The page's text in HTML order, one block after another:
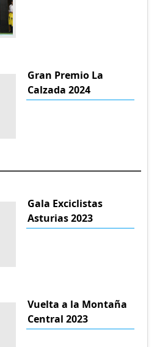
Gran Premio La
Calzada 2024
Gala Exciclistas
Asturias 2023
Vuelta a la Montaña
Central 2023